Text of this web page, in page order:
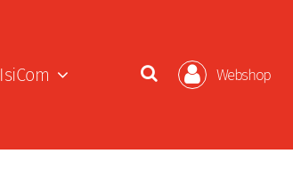
IsiCom Webshop